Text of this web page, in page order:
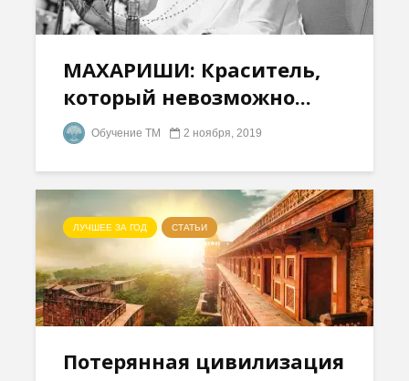
МАХАРИШИ: Краситель,
который невозможно...
Обучение ТМ 2 ноября, 2019
ЛУЧШЕЕ ЗА ГОД СТАТЬИ
Потерянная цивилизация